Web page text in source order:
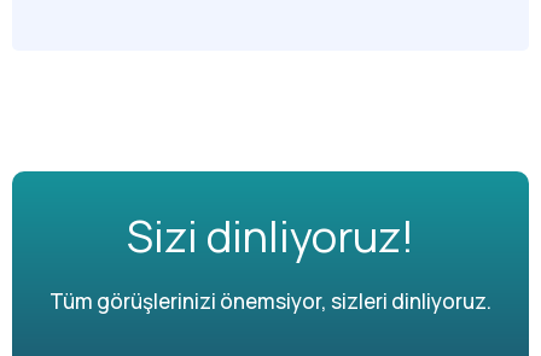
Sizi dinliyoruz!
Tüm görüşlerinizi önemsiyor, sizleri dinliyoruz.